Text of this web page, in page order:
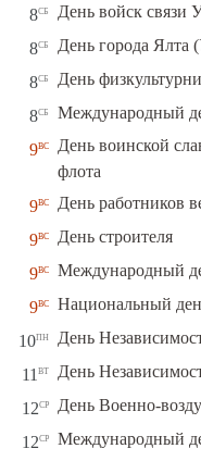
8сб День войск связи
8сб День города Ялта
8сб День
8сб Международный
9вс
День воинской
флота
9вс День работников
9вс День строителя
9вс Международный
9вс Национальный
10пн День
11 вт День
12ср День Военно-
12ср Международный